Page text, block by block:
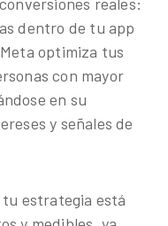
dentro de tu app
optimiza tus
con mayor
en su
y señales de
estrategia está